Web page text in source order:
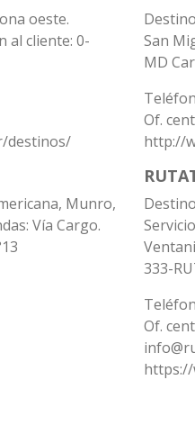
oeste.
al cliente: 0-
destinos/
San
MD
Of.
http://
Munro,
Vía Cargo.
333-
Of.